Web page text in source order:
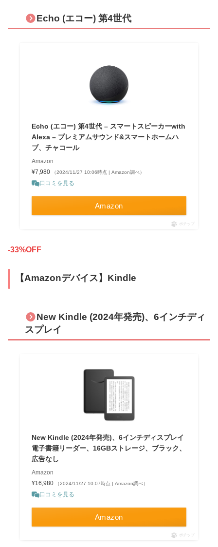
Echo (エコー) 第4世代
Echo (エコー) 第4世代 – スマートスピーカーwith
Alexa – プレミアムサウンド&スマートホームハ
ブ、チャコール
Amazon
¥7,980
（2024/11/27 10:06時点 | Amazon調べ）
口コミを見る
Amazon
ポチップ
-33%OFF
【Amazonデバイス】Kindle
New Kindle (2024年発売)、6インチディ
スプレイ
New Kindle (2024年発売)、6インチディスプレイ
電子書籍リーダー、16GBストレージ、ブラック、
広告なし
Amazon
¥16,980
（2024/11/27 10:07時点 | Amazon調べ）
口コミを見る
Amazon
ポチップ